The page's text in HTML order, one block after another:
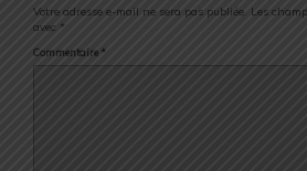
Votre adresse e-mail ne sera pas publiée. Les
avec *
Commentaire *